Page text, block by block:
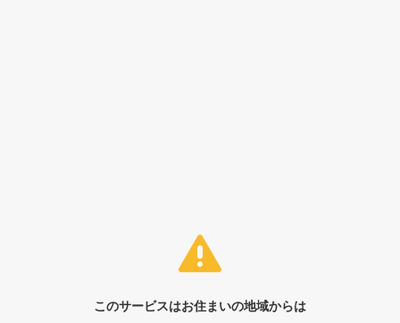
このサービスはお住まいの地域からは